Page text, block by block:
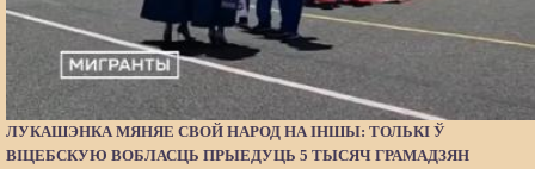
ЛУКАШЭНКА МЯНЯЕ СВОЙ НАРОД НА ІНШЫ: ТОЛЬКІ Ў
ВІЦЕБСКУЮ ВОБЛАСЦЬ ПРЫЕДУЦЬ 5 ТЫСЯЧ ГРАМАДЗЯН